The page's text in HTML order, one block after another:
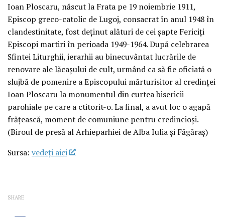
Ioan Ploscaru, născut la Frata pe 19 noiembrie 1911,
Episcop greco-catolic de Lugoj, consacrat în anul 1948 în
clandestinitate, fost deținut alături de cei șapte Fericiți
Episcopi martiri în perioada 1949-1964. După celebrarea
Sfintei Liturghii, ierarhii au binecuvântat lucrările de
renovare ale lăcașului de cult, urmând ca să fie oficiată o
slujbă de pomenire a Episcopului mărturisitor al credinței
Ioan Ploscaru la monumentul din curtea bisericii
parohiale pe care a ctitorit-o. La final, a avut loc o agapă
frățească, moment de comuniune pentru credincioși.
(Biroul de presă al Arhieparhiei de Alba Iulia și Făgăraș)
Sursa: vedeţi aici
SHARE